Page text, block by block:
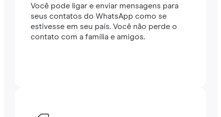
Você pode ligar e enviar mensagens para
seus contatos do WhatsApp como se
estivesse em seu país. Você não perde o
contato com a família e amigos.